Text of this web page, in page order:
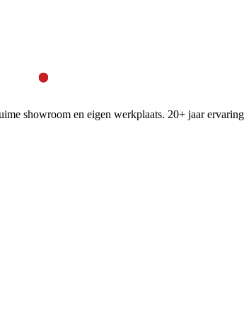
showroom en eigen werkplaats. 20+ jaar